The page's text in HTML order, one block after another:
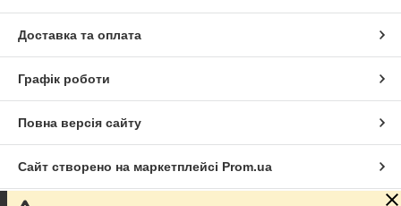
Доставка та оплата
Графік роботи
Повна версія сайту
Сайт створено на маркетплейсі Prom.ua